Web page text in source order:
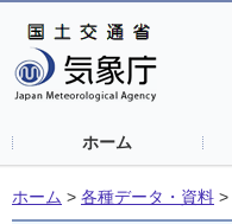
ホーム
ホーム > 各種データ・資料 >